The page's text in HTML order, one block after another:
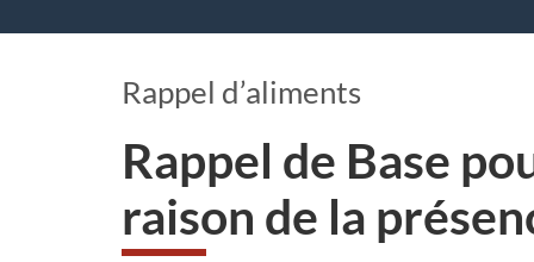
Rappel d’aliments
Rappel de Base
raison de la